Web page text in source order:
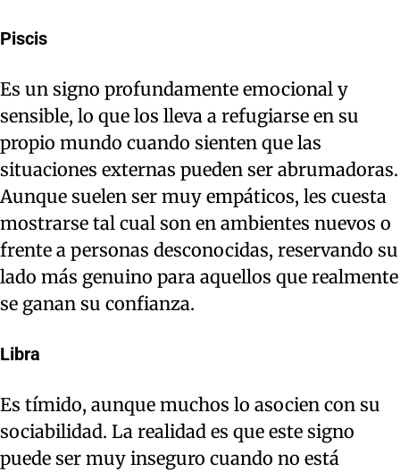
Piscis
Es un signo profundamente emocional y
sensible, lo que los lleva a refugiarse en su
propio mundo cuando sienten que las
situaciones externas pueden ser abrumadoras.
Aunque suelen ser muy empáticos, les cuesta
mostrarse tal cual son en ambientes nuevos o
frente a personas desconocidas, reservando su
lado más genuino para aquellos que realmente
se ganan su confianza.
Libra
Es tímido, aunque muchos lo asocien con su
sociabilidad. La realidad es que este signo
puede ser muy inseguro cuando no está